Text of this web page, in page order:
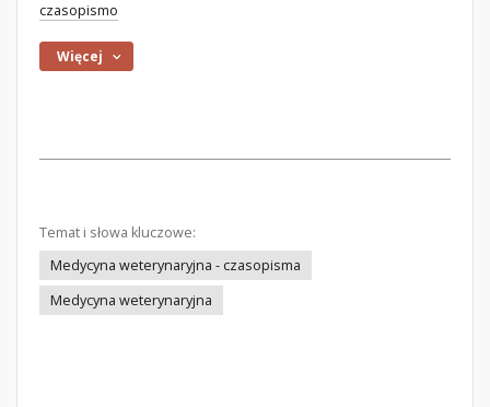
czasopismo
Więcej
Temat i słowa kluczowe:
Medycyna weterynaryjna - czasopisma
Medycyna weterynaryjna